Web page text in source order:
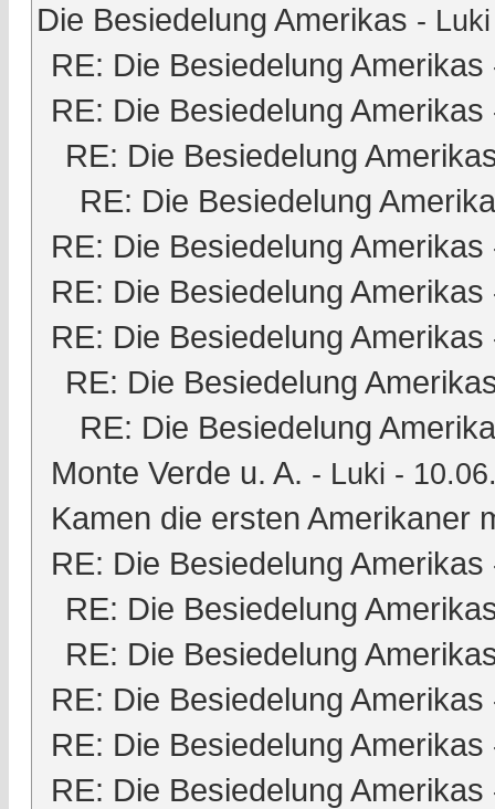
Die Besiedelung Amerikas - Luki
RE: Die Besiedelung Amerikas
RE: Die Besiedelung Amerikas
RE: Die Besiedelung
RE: Die Besiedelung
RE: Die Besiedelung Amerikas
RE: Die Besiedelung Amerikas
RE: Die Besiedelung Amerikas
RE: Die Besiedelung
RE: Die Besiedelung
Monte Verde u. A. - Luki -
Kamen die ersten Amerikaner
RE: Die Besiedelung Amerikas
RE: Die Besiedelung
RE: Die Besiedelung
RE: Die Besiedelung Amerikas
RE: Die Besiedelung Amerikas
RE: Die Besiedelung Amerikas